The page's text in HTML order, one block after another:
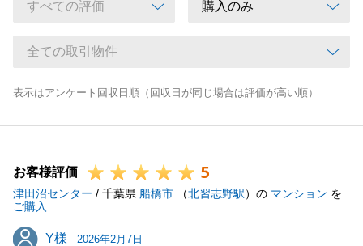
表示はアンケート回収日順（回収日が同じ場合は評価が高い順）
お客様評価 5
津田沼センター / 千葉県 船橋市 （北習志野駅）の マンション を
ご購入
Y様
Y様 2026年2月7日